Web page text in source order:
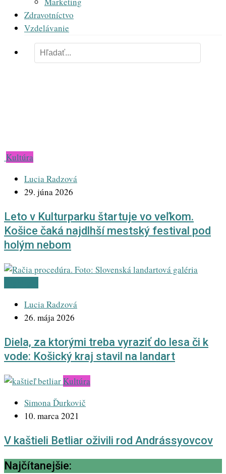
Zdravotníctvo
Vzdelávanie
Kultúra
Lucia Radzová
29. júna 2026
Leto v Kulturparku štartuje vo veľkom.
Košice čaká najdlhší mestský festival pod
holým nebom
Lucia Radzová
26. mája 2026
Diela, za ktorými treba vyraziť do lesa či k
vode: Košický kraj stavil na landart
Kultúra
Simona Ďurkovič
10. marca 2021
V kaštieli Betliar oživili rod Andrássyovcov
Najčítanejšie: